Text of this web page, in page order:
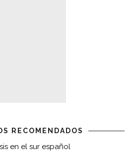
RECOMENDADOS
en el sur español